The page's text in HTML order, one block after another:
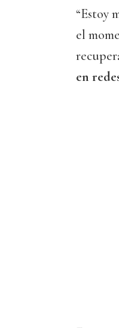
“Estoy
el
en